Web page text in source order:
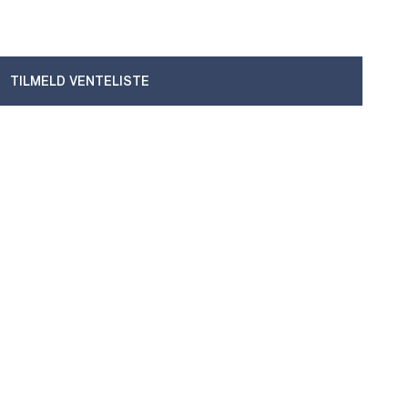
TILMELD VENTELISTE